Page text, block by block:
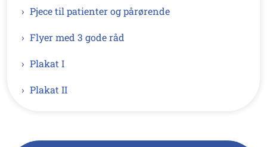
Pjece til patienter og pårørende
Flyer med 3 gode råd
Plakat I
Plakat II